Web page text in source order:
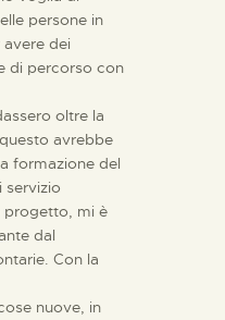
persone in
dei
di percorso con
oltre la
avrebbe
formazione del
servizio
progetto, mi è
dal
Con la
nuove, in